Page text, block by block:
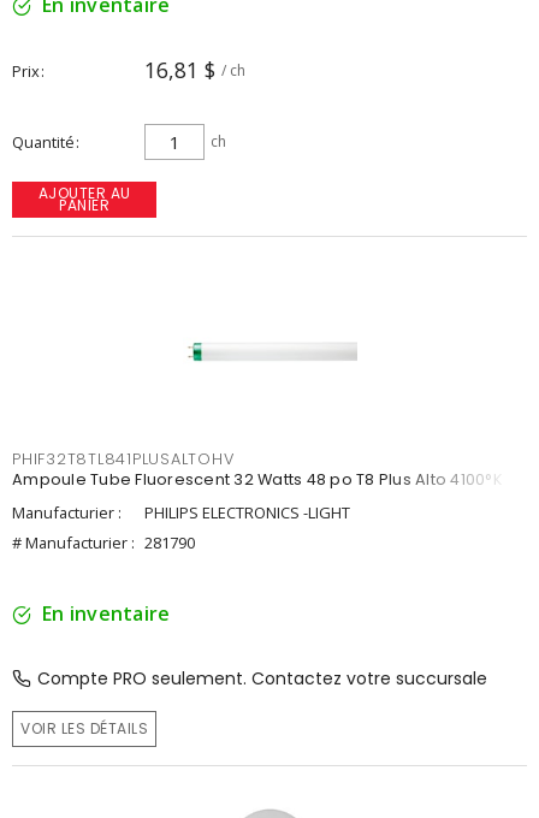
Prix 16,81 $ / ch
Quantité ch
AJOUTER AU
PANIER
PHIF32T8TL841PLUSALTOHV
Ampoule Tube Fluorescent 32 Watts 48 po T8 Plus Alto 4100°K
Manufacturier :
PHILIPS ELECTRONICS -LIGHT
# Manufacturier : 281790
En inventaire
Compte PRO seulement. Contactez votre succursale
VOIR LES DÉTAILS